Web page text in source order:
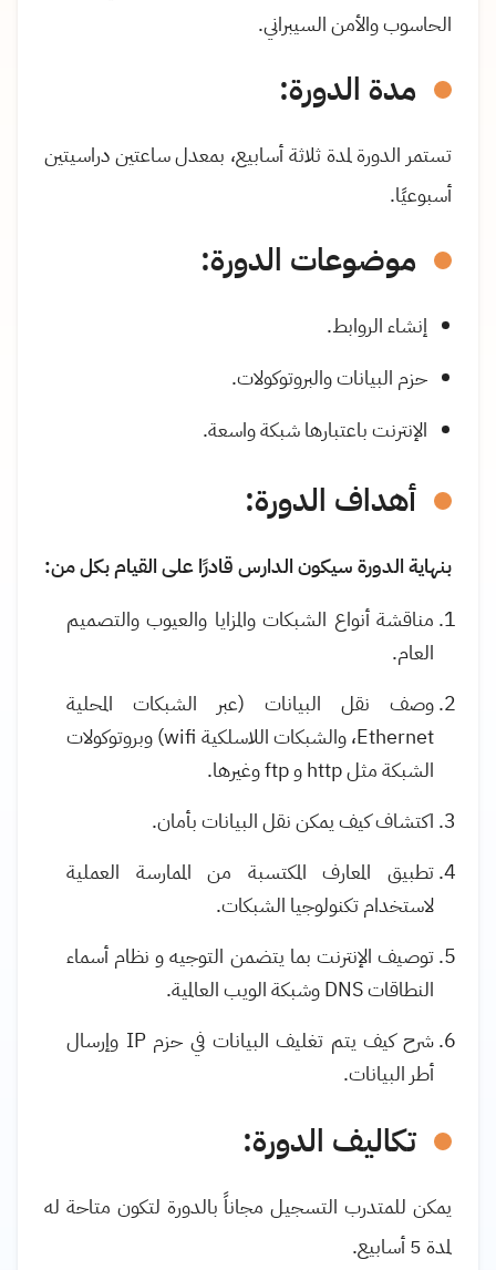
الحاسوب والأمن السيبراني.
مدة الدورة:
تستمر الدورة لمدة ثلاثة أسابيع، بمعدل ساعتين دراسيتين
أسبوعيًا.
موضوعات الدورة:
إنشاء الروابط.
حزم البيانات والبروتوكولات.
الإنترنت باعتبارها شبكة واسعة.
أهداف الدورة:
بنهاية الدورة سيكون الدارس قادرًا على القيام بكل من:
مناقشة أنواع الشبكات والمزايا والعيوب والتصميم
العام.
وصف نقل البيانات (عبر الشبكات المحلية
Ethernet، والشبكات اللاسلكية wifi) وبروتوكولات
الشبكة مثلhttpوftpوغيرها.
اكتشاف كيف يمكن نقل البيانات بأمان.
تطبيق المعارف المكتسبة من الممارسة العملية
لاستخدام تكنولوجيا الشبكات.
توصيف الإنترنت بما يتضمن التوجيه و نظام أسماء
النطاقاتDNSوشبكة الويب العالمية.
شرح كيف يتم تغليف البيانات في حزم IP وإرسال
أطر البيانات.
تكاليف الدورة:
يمكن للمتدرب التسجيل مجاناً بالدورة لتكون متاحة له
لمدة 5 أسابيع.